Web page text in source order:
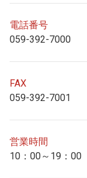
電話番号
059-392-7000
FAX
059-392-7001
営業時間
10：00～19：00